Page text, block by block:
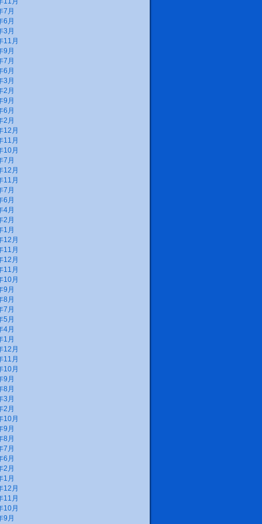
7月
6月
3月
11月
9月
7月
6月
3月
2月
9月
6月
2月
12月
11月
10月
7月
12月
11月
7月
6月
4月
2月
1月
12月
11月
12月
11月
10月
9月
8月
7月
5月
4月
1月
12月
11月
10月
9月
8月
3月
2月
10月
9月
8月
7月
6月
2月
1月
12月
11月
10月
9月